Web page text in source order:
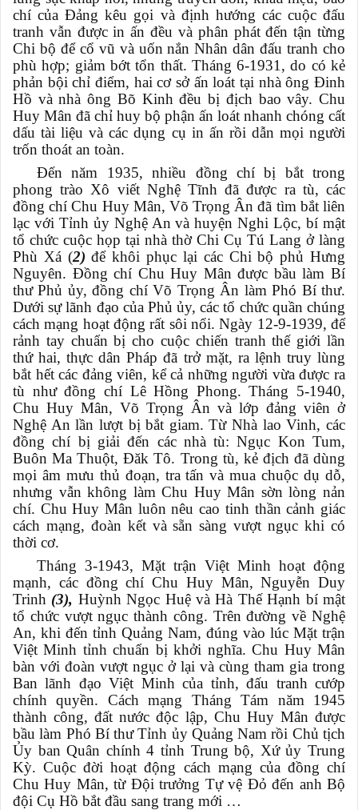
chí của Đảng kêu gọi và định hướng các cuộc đấu
tranh vẫn được in ấn đều và phân phát đến tận từng
Chi bộ để cổ vũ và uốn nắn Nhân dân đấu tranh cho
phù hợp; giảm bớt tổn thất. Tháng 6-1931, do có kẻ
phản bội chỉ điểm, hai cơ sở ấn loát tại nhà ông Đinh
Hồ và nhà ông Bõ Kinh đều bị địch bao vây. Chu
Huy Mân đã chỉ huy bộ phận ấn loát nhanh chóng cất
dấu tài liệu và các dụng cụ in ấn rồi dẫn mọi người
trốn thoát an toàn.
Đến năm 1935, nhiều đồng chí bị bắt trong
phong trào Xô viết Nghệ Tĩnh đã được ra tù, các
đồng chí Chu Huy Mân, Võ Trọng Ân đã tìm bắt liên
lạc với Tỉnh ủy Nghệ An và huyện Nghi Lộc, bí mật
tổ chức cuộc họp tại nhà thờ Chi Cụ Tú Lang ở làng
Phù Xá (2) đểkhôi phục lại các Chi bộ phủ Hưng
Nguyên. Đồng chí Chu Huy Mân được bầu làm Bí
thư Phủ ủy, đồng chí Võ Trọng Ân làm Phó Bí thư.
Dưới sự lãnh đạo của Phủ ủy, các tổ chức quần chúng
cách mạng hoạt động rất sôi nổi. Ngày 12-9-1939, để
rảnh tay chuẩn bị cho cuộc chiến tranh thế giới lần
thứ hai, thực dân Pháp đã trở mặt, ra lệnh truy lùng
bắt hết các đảng viên, kể cả những người vừa được ra
tù như đồng chí Lê Hồng Phong. Tháng 5-1940,
Chu Huy Mân, Võ Trọng Ân và lớp đảng viên ở
Nghệ An lần lượt bị bắt giam. Từ Nhà lao Vinh, các
đồng chí bị giải đến các nhà tù: Ngục Kon Tum,
Buôn Ma Thuột, Đăk Tô. Trong tù, kẻ địch đã dùng
mọi âm mưu thủ đoạn, tra tấn và mua chuộc dụ dỗ,
nhưng vẫn không làm Chu Huy Mân sờn lòng nản
chí. Chu Huy Mân luôn nêu cao tinh thần cảnh giác
cách mạng, đoàn kết và sẵn sàng vượt ngục khi có
thời cơ.
Tháng 3-1943, Mặt trận Việt Minh hoạt động
mạnh, các đồng chí Chu Huy Mân, Nguyễn Duy
Trinh (3), Huỳnh Ngọc Huệ và Hà Thế Hạnh bí mật
tổ chức vượt ngục thành công. Trên đường về Nghệ
An, khi đến tỉnh Quảng Nam, đúng vào lúc Mặt trận
Việt Minh tỉnh chuẩn bị khởi nghĩa. Chu Huy Mân
bàn với đoàn vượt ngục ở lại và cùng tham gia trong
Ban lãnh đạo Việt Minh của tỉnh, đấu tranh cướp
chính quyền. Cách mạng Tháng Tám năm 1945
thành công, đất nước độc lập, Chu Huy Mân được
bầu làm Phó Bí thư Tỉnh ủy Quảng Nam rồi Chủ tịch
Ủy ban Quân chính 4 tỉnh Trung bộ, Xứ ủy Trung
Kỳ. Cuộc đời hoạt động cách mạng của đồng chí
Chu Huy Mân, từ Đội trưởng Tự vệ Đỏ đến anh Bộ
đội Cụ Hồ bắt đầu sang trang mới …